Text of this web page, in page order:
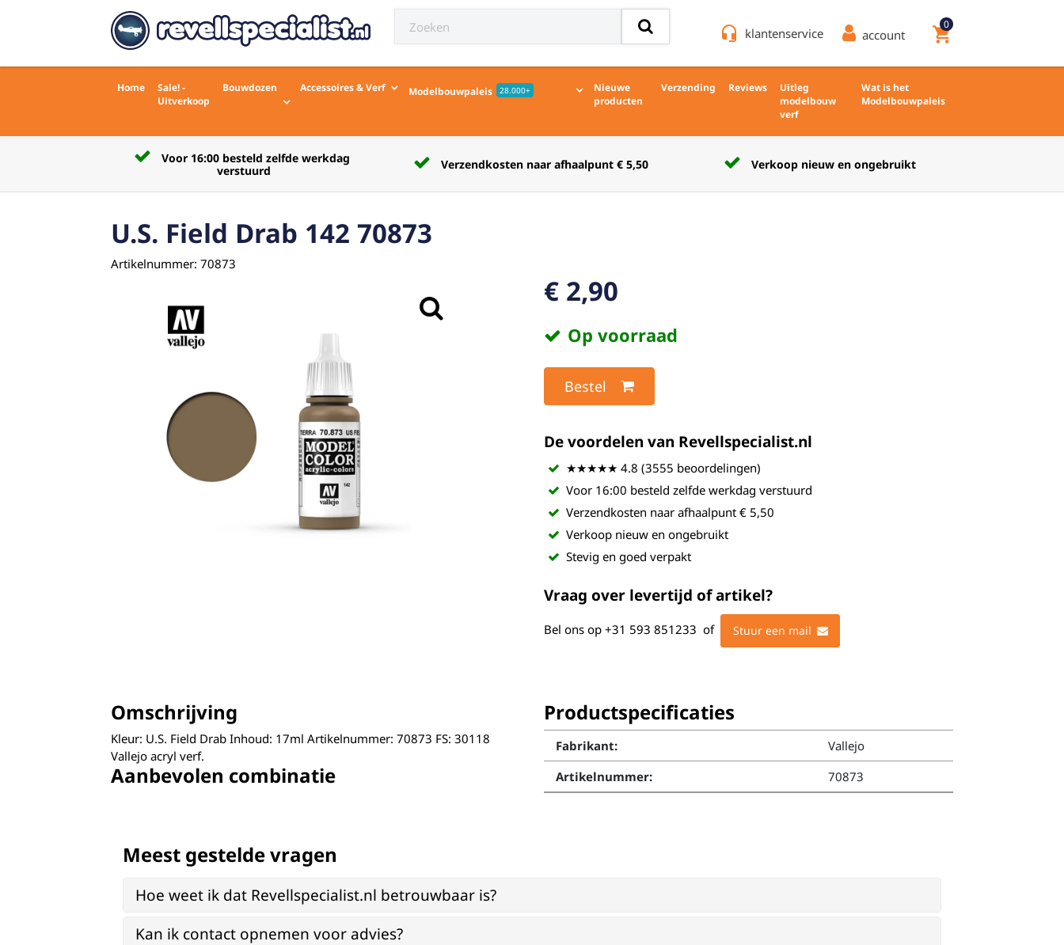
headset_mic klantenservice account shopping_cart
0
Home
Sale! -
Uitverkoop
Bouwdozen Accessoires & Verf Modelbouwpaleis 28.000+
Nieuwe
producten
Verzending Reviews
Uitleg
modelbouw
verf
Wat is het
Modelbouwpaleis
Voor 16:00 besteld zelfde werkdag
verstuurd
Verzendkosten naar afhaalpunt € 5,50 Verkoop nieuw en ongebruikt
U.S. Field Drab 142 70873
Artikelnummer: 70873
€ 2,90
Op voorraad
Bestel
De voordelen van Revellspecialist.nl
★★★★★ 4.8 (3555 beoordelingen)
Voor 16:00 besteld zelfde werkdag verstuurd
Verzendkosten naar afhaalpunt € 5,50
Verkoop nieuw en ongebruikt
Stevig en goed verpakt
Vraag over levertijd of artikel?
Bel ons op +31 593 851233 of Stuur een mail
Omschrijving
Kleur: U.S. Field Drab Inhoud: 17ml Artikelnummer: 70873 FS: 30118
Vallejo acryl verf.
Aanbevolen combinatie
Productspecificaties
Fabrikant:
Vallejo
Artikelnummer:
70873
Meest gestelde vragen
Hoe weet ik dat Revellspecialist.nl betrouwbaar is?
Kan ik contact opnemen voor advies?